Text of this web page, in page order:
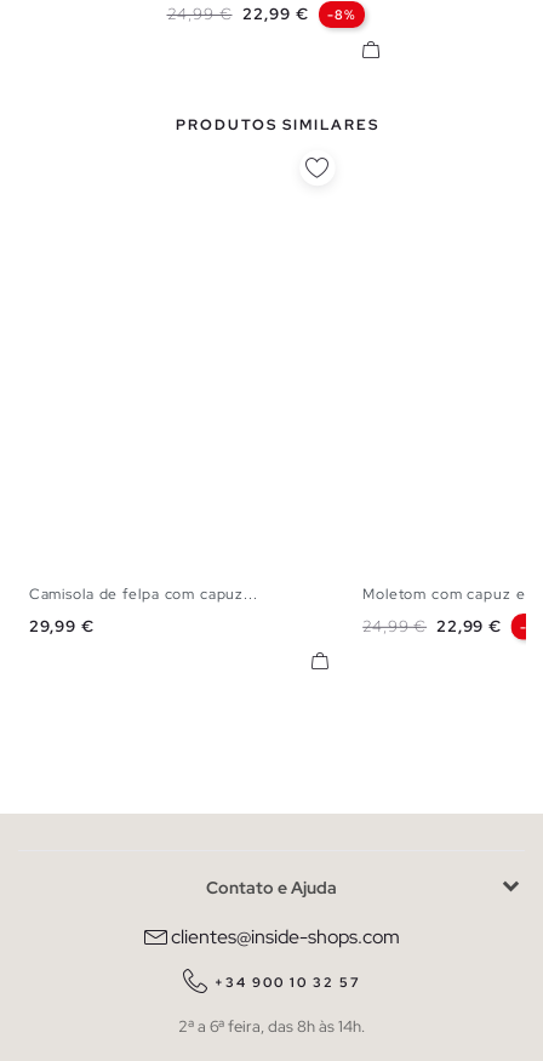
Preço normal
24,99 € Preço
22,99 € -8%
PRODUTOS SIMILARES
Camisola de felpa com capuz...
Preço
29,99 €
Moletom com capuz e
Preço normal
24,99 € Preço
22,99 € -
Contato e Ajuda
clientes@inside-shops.com
+34 900 10 32 57
2ª a 6ª feira, das 8h às 14h.